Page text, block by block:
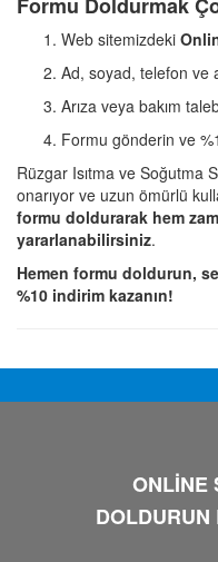
Formu Doldurmak
Web sitemizdeki
Ad, soyad, telefon ve
Arıza veya bakım
Formu gönderin ve
Rüzgar Isıtma ve Soğutma
onarıyor ve uzun ömürlü
formu doldurarak hem
yararlanabilirsiniz.
Hemen formu doldurun,
%10 indirim kazanın!
ONLİNE
DOLDURUN